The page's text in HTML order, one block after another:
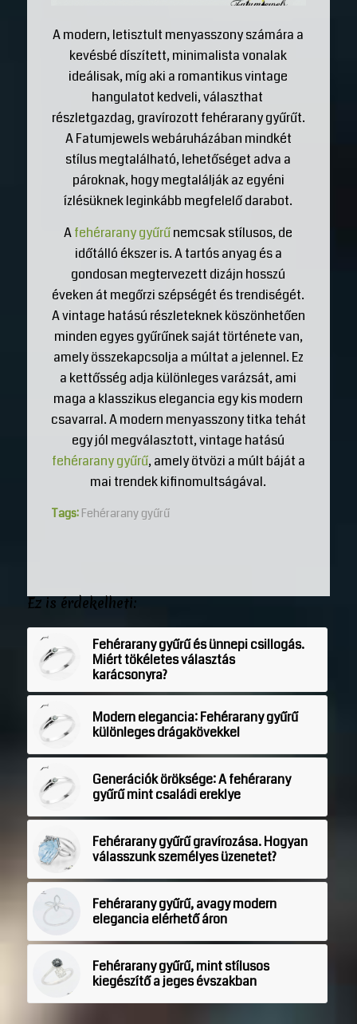
A modern, letisztult menyasszony számára a
kevésbé díszített, minimalista vonalak
ideálisak, míg aki a romantikus vintage
hangulatot kedveli, választhat
részletgazdag, gravírozott fehérarany gyűrűt.
A Fatumjewels webáruházában mindkét
stílus megtalálható, lehetőséget adva a
pároknak, hogy megtalálják az egyéni
ízlésüknek leginkább megfelelő darabot.
Afehérarany gyűrűnemcsak stílusos, de
időtálló ékszer is. A tartós anyag és a
gondosan megtervezett dizájn hosszú
éveken át megőrzi szépségét és trendiségét.
A vintage hatású részleteknek köszönhetően
minden egyes gyűrűnek saját története van,
amely összekapcsolja a múltat a jelennel. Ez
a kettősség adja különleges varázsát, ami
maga a klasszikus elegancia egy kis modern
csavarral. A modern menyasszony titka tehát
egy jól megválasztott, vintage hatású
fehérarany gyűrű, amely ötvözi a múlt báját a
mai trendek kifinomultságával.
Tags: Fehérarany gyűrű
Ez is érdekelheti:
Fehérarany gyűrű és ünnepi csillogás.
Miért tökéletes választás
karácsonyra?
Modern elegancia: Fehérarany gyűrű
különleges drágakövekkel
Generációk öröksége: A fehérarany
gyűrű mint családi ereklye
Fehérarany gyűrű gravírozása. Hogyan
válasszunk személyes üzenetet?
Fehérarany gyűrű, avagy modern
elegancia elérhető áron
Fehérarany gyűrű, mint stílusos
kiegészítő a jeges évszakban